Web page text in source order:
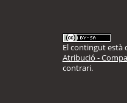
El contingut està
Atribució -
contrari.